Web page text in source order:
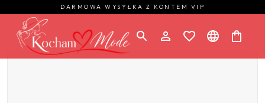
DARMOWA WYSYŁKA Z KONTEM VIP